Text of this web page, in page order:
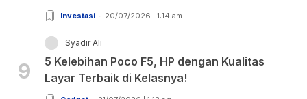
Investasi 20/07/2026 | 1:14 am
9
Syadir Ali
5 Kelebihan Poco F5, HP dengan Kualitas
Layar Terbaik di Kelasnya!